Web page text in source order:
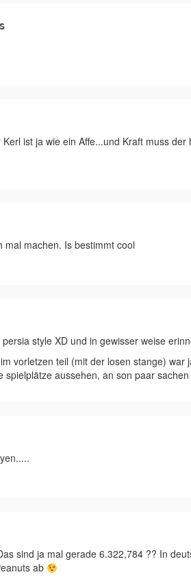
ist ja wie ein Affe...und Kraft muss der
mal machen. Is bestimmt cool
style XD und in gewisser weise
vorletzen teil (mit der losen stange) war
spielplätze aussehen, an son paar
sind ja mal gerade 6.322,784 ?? In
ab